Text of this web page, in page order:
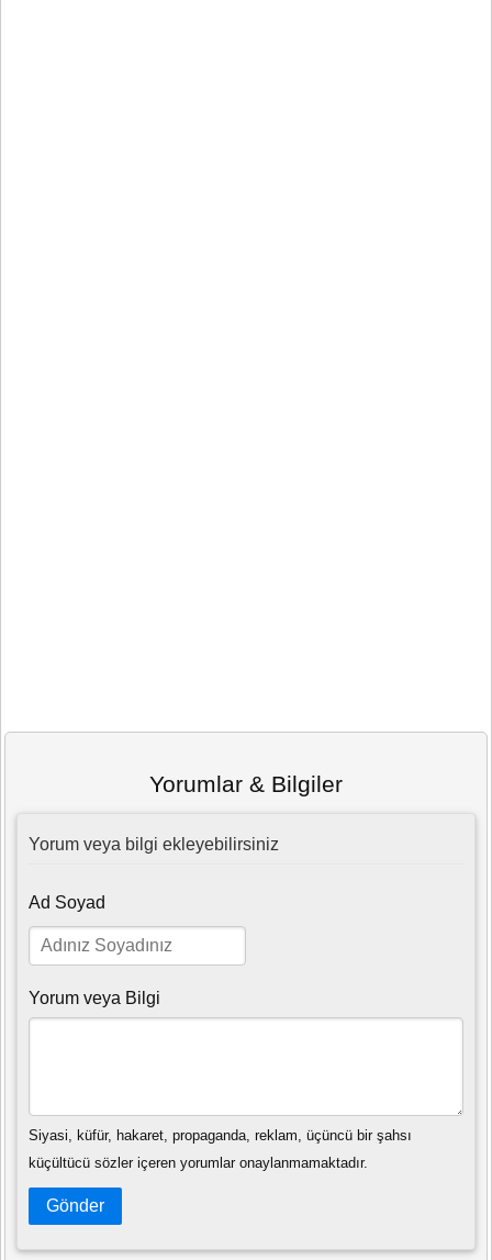
Yorumlar & Bilgiler
Yorum veya bilgi ekleyebilirsiniz
Ad Soyad
Yorum veya Bilgi
Siyasi, küfür, hakaret, propaganda, reklam, üçüncü bir şahsı
küçültücü sözler içeren yorumlar onaylanmamaktadır.
Gönder